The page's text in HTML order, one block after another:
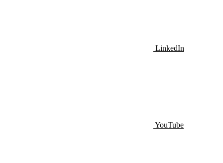
LinkedIn
YouTube